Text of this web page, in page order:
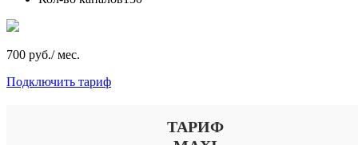
700 руб./ мес.
Подключить тариф
ТАРИФ